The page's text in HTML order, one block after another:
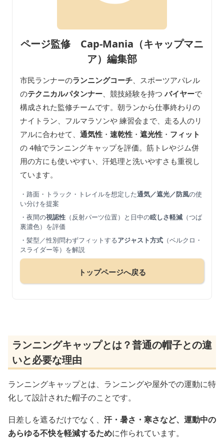
ページ監修 Cap-Mania（キャップマニ
ア）編集部
市民ランナーのランニングコーチ 、スポーツアパレル
のテクニカルパタンナー 、競技経験を持つ バイヤーで
構成された監修チームです。朝ランから仕事終わりの
ナイトラン、フルマラソンや 練習会まで、走る人のリ
アルに合わせて、 通気性 ・ 速乾性 ・ 遮光性 ・ フィット
の 4軸でランニングキャップを評価。筋トレやジム併
用の方にも使いやすい、汗処理と洗いやすさも重視し
ています。
・路面・トラック・トレイルを想定した通気／遮光／防風の使
い分けを提案
・夜間の視認性 （反射パーツ位置）と日中の眩しさ軽減 （つば
裏濃色）を評価
・髪型／性別問わずフィットするアジャスト方式 （ベルクロ・
スライダー等）を解説
トップページへ戻る
ランニングキャップとは？普通の帽子との違
いと必要な理由
ランニングキャップとは、ランニングや屋外での運動に特
化して設計された帽子のことです。
日差しを遮るだけでなく、 汗・暑さ・寒さなど、運動中の
あらゆる不快を軽減するために作られています。